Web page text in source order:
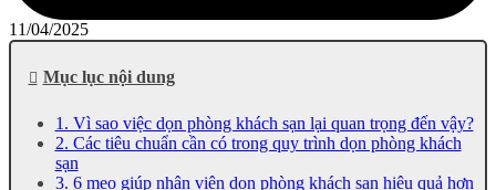
11/04/2025
Mục lục nội dung
1. Vì sao việc dọn phòng khách sạn lại quan trọng đến vậy?
2. Các tiêu chuẩn cần có trong quy trình dọn phòng khách
sạn
3. 6 mẹo giúp nhân viên dọn phòng khách sạn hiệu quả hơn